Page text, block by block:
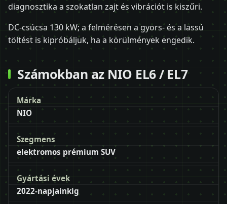
diagnosztika a szokatlan zajt és vibrációt is kiszűri.
DC-csúcsa 130 kW; a felmérésen a gyors- és a lassú
töltést is kipróbáljuk, ha a körülmények engedik.
Számokban az NIO EL6 / EL7
Márka
NIO
Szegmens
elektromos prémium SUV
Gyártási évek
2022-napjainkig